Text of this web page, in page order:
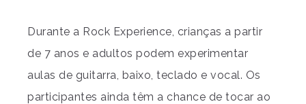
Durante a Rock Experience, crianças a partir
de 7 anos e adultos podem experimentar
aulas de guitarra, baixo, teclado e vocal. Os
participantes ainda têm a chance de tocar ao